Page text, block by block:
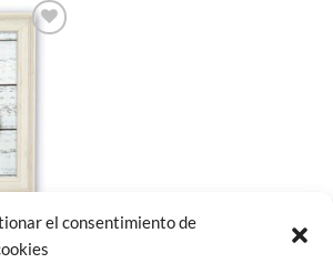
el consentimiento de
Resia